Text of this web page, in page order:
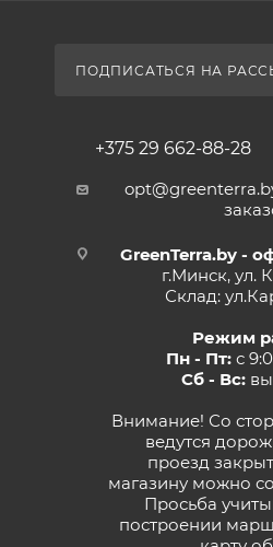
ПОДПИСАТЬСЯ НА
+375 29 662-88-28
GreenTerra.by -
г.Минск, ул.
Склад:
Режим
Пн - Пт: с
Сб - Вс:
Внимание! Со
ведутся
проезд
магазину можно
Просьба
построении